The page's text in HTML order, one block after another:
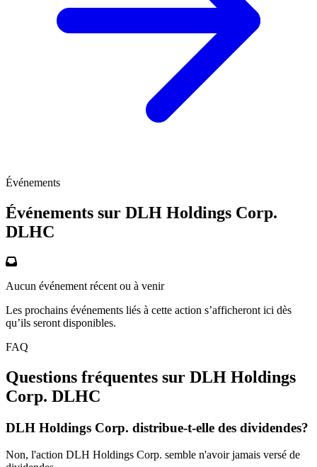
Événements
Événements sur DLH Holdings Corp.
DLHC
Aucun événement récent ou à venir
Les prochains événements liés à cette action s’afficheront ici dès
qu’ils seront disponibles.
FAQ
Questions fréquentes sur DLH Holdings
Corp. DLHC
DLH Holdings Corp. distribue-t-elle des dividendes?
Non, l'action DLH Holdings Corp. semble n'avoir jamais versé de